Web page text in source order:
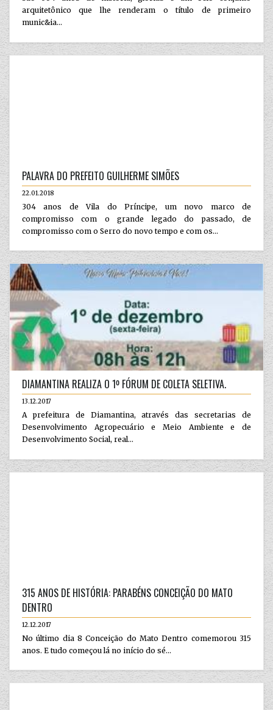
arquitetônico que lhe renderam o título de primeiro
munic&ia...
PALAVRA DO PREFEITO GUILHERME SIMÕES
22.01.2018
304 anos de Vila do Príncipe, um novo marco de
compromisso com o grande legado do passado, de
compromisso com o Serro do novo tempo e com os...
DIAMANTINA REALIZA O 1º FÓRUM DE COLETA SELETIVA.
13.12.2017
A prefeitura de Diamantina, através das secretarias de
Desenvolvimento Agropecuário e Meio Ambiente e de
Desenvolvimento Social, real...
315 ANOS DE HISTÓRIA: PARABÉNS CONCEIÇÃO DO MATO
DENTRO
12.12.2017
No último dia 8 Conceição do Mato Dentro comemorou 315
anos. E tudo começou lá no início do sé...